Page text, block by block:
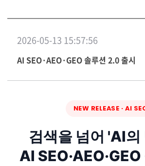
2026-05-13 15:57:56
AI SEO·AEO·GEO 솔루션 2.0 출시
NEW RELEASE · AI
검색을 넘어 'AI의
AI